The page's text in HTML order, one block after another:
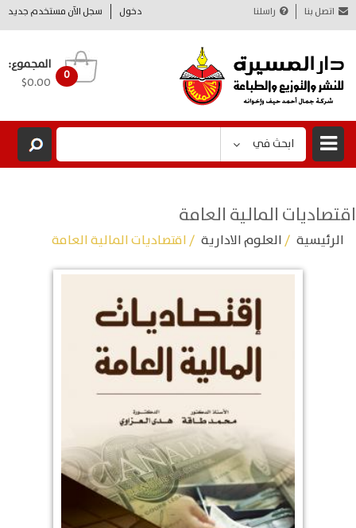
دخول سجل الآن مستخدم جديد اتصل بنا راسلنا
0
المجموع:
$0.00
ابحث في
اقتصاديات المالية العامة
الرئيسية /العلوم الادارية / اقتصاديات المالية العامة